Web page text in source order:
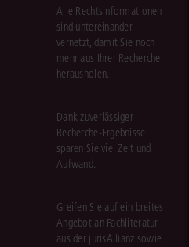
Alle Rechtsinformationen
sind untereinander
vernetzt, damit Sie noch
mehr aus Ihrer Recherche
herausholen.
Dank zuverlässiger
Recherche-Ergebnisse
sparen Sie viel Zeit und
Aufwand.
Greifen Sie auf ein breites
Angebot an Fachliteratur
aus der jurisAllianz sowie